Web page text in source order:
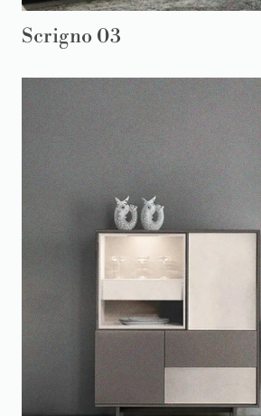
Scrigno 03